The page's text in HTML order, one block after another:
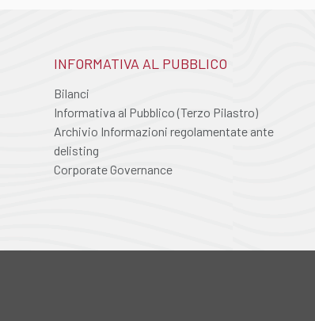
INFORMATIVA AL PUBBLICO
Bilanci
Informativa al Pubblico (Terzo Pilastro)
Archivio Informazioni regolamentate ante
delisting
Corporate Governance